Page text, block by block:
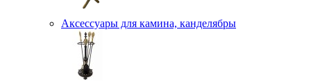
Аксессуары для камина, канделябры